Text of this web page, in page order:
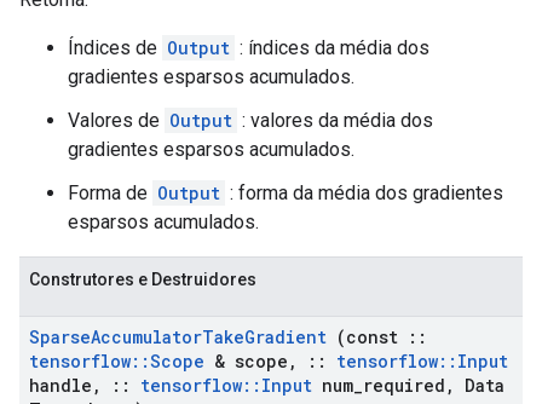
Índices de Output : índices da média dos
gradientes esparsos acumulados.
Valores de Output : valores da média dos
gradientes esparsos acumulados.
Forma de Output : forma da média dos gradientes
esparsos acumulados.
Construtores e Destruidores
SparseAccumulatorTakeGradient (const ::
tensorflow::Scope & scope , :: tensorflow:: Input
handle , :: tensorflow:: Input num required ,
Data